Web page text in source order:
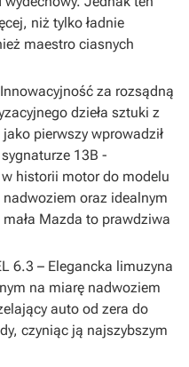
niż tylko ładnie
maestro ciasnych
za rozsądną
dzieła sztuki z
pierwszy wprowadził
13B -
historii motor do modelu
nadwoziem oraz idealnym
Mazda to prawdziwa
6.3 – Elegancka limuzyna
na miarę nadwoziem
auto od zera do
czyniąc ją najszybszym